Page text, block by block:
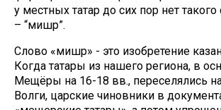
у местных татар до сих пор нет
– “мишәр”.
Слово «мишәр» - это изобретение
Когда татары из нашего региона, в
Мещёры на 16-18 вв., переселялись
Волги, царские чиновники в